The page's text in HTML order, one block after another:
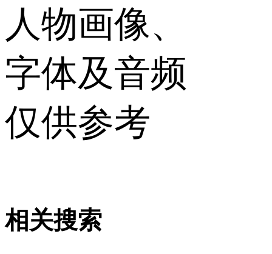
人物画像、
字体及音频
仅供参考
相关搜索